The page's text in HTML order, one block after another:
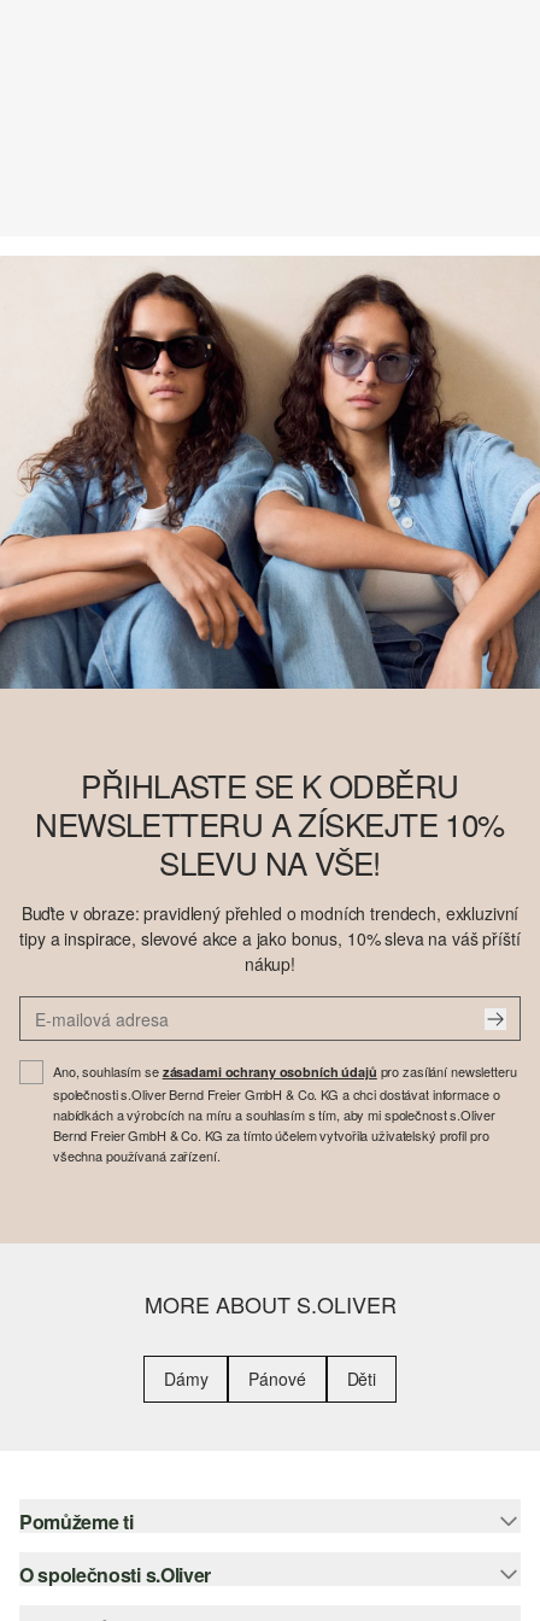
PŘIHLASTE SE K ODBĚRU
NEWSLETTERU A ZÍSKEJTE 10%
SLEVU NA VŠE!
Buďte v obraze: pravidlený přehled o modních trendech, exkluzivní
tipy a inspirace, slevové akce a jako bonus, 10% sleva na váš příští
nákup!
Ano, souhlasím se zásadami ochrany osobních údajů pro zasílání newsletteru
společnosti s.Oliver Bernd Freier GmbH & Co. KG a chci dostávat informace o
nabídkách a výrobcích na míru a souhlasím s tím, aby mi společnost s.Oliver
Bernd Freier GmbH & Co. KG za tímto účelem vytvořila uživatelský profil pro
všechna používaná zařízení.
MORE ABOUT S.OLIVER
Dámy Pánové Děti
Pomůžeme ti
Nápověda – často kladené otázky
Nápověda k velikostem
O společnosti s.Oliver